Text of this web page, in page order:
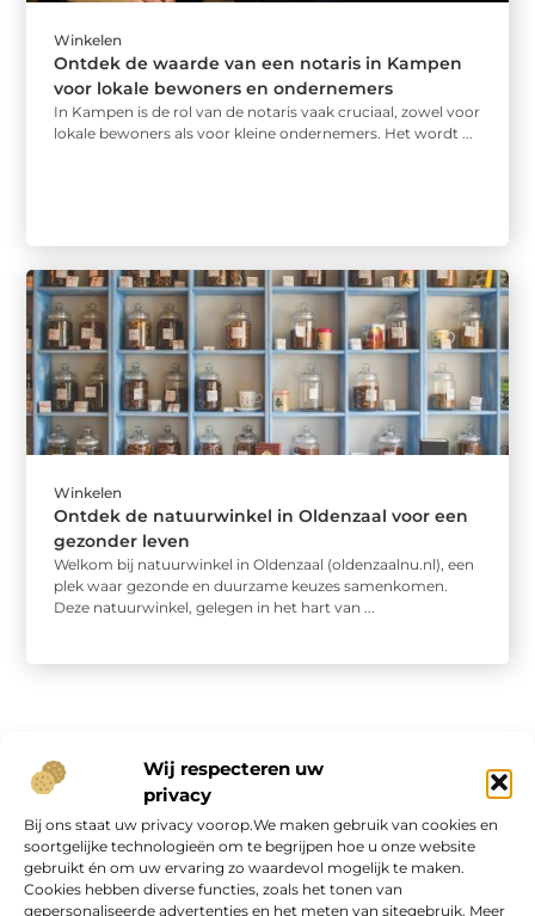
Wij respecteren uw
privacy
Bij ons staat uw privacy voorop.We maken gebruik van cookies en
soortgelijke technologieën om te begrijpen hoe u onze website
gebruikt én om uw ervaring zo waardevol mogelijk te maken.
Cookies hebben diverse functies, zoals het tonen van
gepersonaliseerde advertenties en het meten van sitegebruik. Meer
Winkelen
Ontdek de waarde van een notaris in Kampen
voor lokale bewoners en ondernemers
In Kampen is de rol van de notaris vaak cruciaal, zowel voor
lokale bewoners als voor kleine ondernemers. Het wordt ...
Winkelen
Ontdek de natuurwinkel in Oldenzaal voor een
gezonder leven
Welkom bij natuurwinkel in Oldenzaal (oldenzaalnu.nl), een
plek waar gezonde en duurzame keuzes samenkomen.
Deze natuurwinkel, gelegen in het hart van ...
Onze informatie